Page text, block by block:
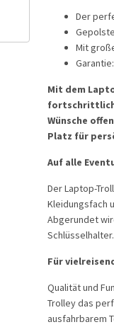
Der
Mit
Mit dem
Wünsche
Platz für
Auf alle
Der Laptop-
Kleidungsfach
Abgerundet
Schlüsselhalter.
Für
Qualität und
Trolley das
ausfahrbarem